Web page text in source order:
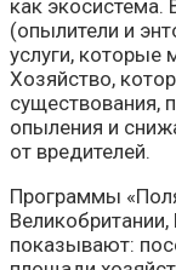
как экосистема.
(опылители и
услуги, которые
Хозяйство,
существования,
опыления и
от вредителей.
Программы
показывают: